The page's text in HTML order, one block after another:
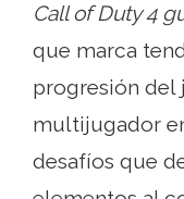
Call of Duty 4
que marca
progresión del
multijugador
desafíos que